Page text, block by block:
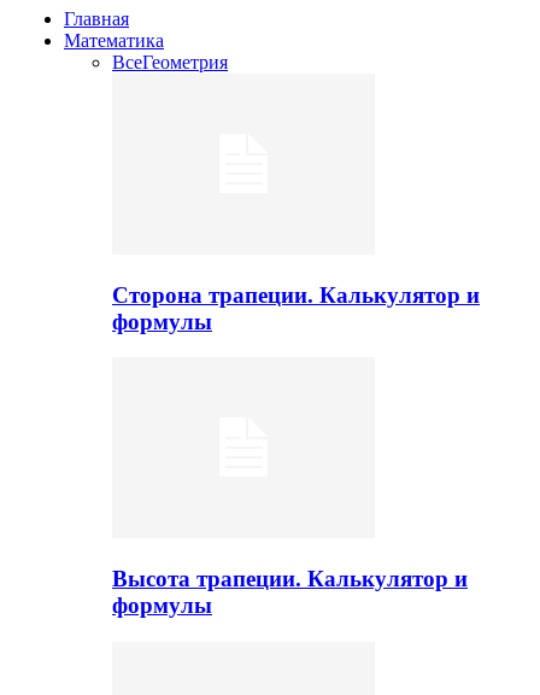
Главная
Математика
ВсеГеометрия
Сторона трапеции. Калькулятор и
формулы
Высота трапеции. Калькулятор и
формулы